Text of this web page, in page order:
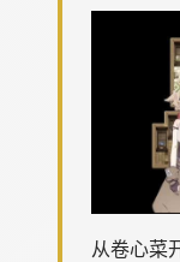
从卷心菜